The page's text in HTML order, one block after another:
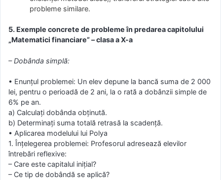
probleme similare.
5. Exemple concrete de probleme în predarea capitolului
„Matematici financiare” – clasa a X-a
– Dobânda simplă:
• Enunțul problemei: Un elev depune la bancă suma de 2 000
lei, pentru o perioadă de 2 ani, la o rată a dobânzii simple de
6% pe an.
a) Calculați dobânda obținută.
b) Determinați suma totală retrasă la scadență.
• Aplicarea modelului lui Polya
1. Înțelegerea problemei: Profesorul adresează elevilor
întrebări reflexive:
– Care este capitalul inițial?
– Ce tip de dobândă se aplică?